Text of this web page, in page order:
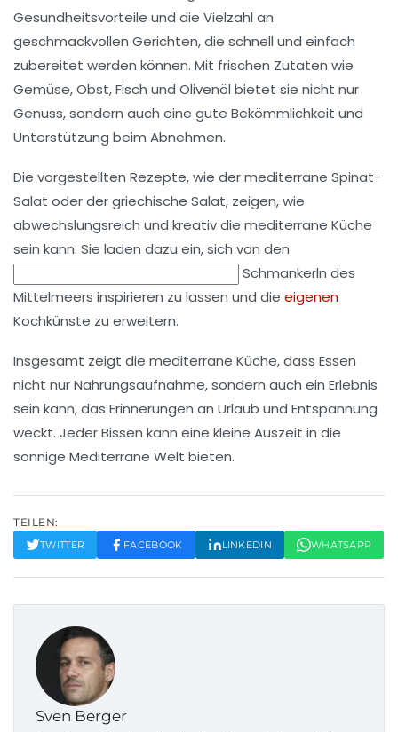
Gesundheitsvorteile und die Vielzahl an
geschmackvollen Gerichten, die schnell und einfach
zubereitet werden können. Mit frischen Zutaten wie
Gemüse,Obst,Fisch und Olivenöl bietet sie nicht nur
Genuss, sondern auch eine gute Bekömmlichkeit und
Unterstützung beim Abnehmen.
Die vorgestellten Rezepte, wie dermediterrane Spinat-
Salat oder dergriechische Salat, zeigen, wie
abwechslungsreich und kreativ die mediterrane Küche
sein kann. Sie laden dazu ein, sich von den
Schmankerln des
Mittelmeers inspirieren zu lassen und die eigenen
Kochkünste zu erweitern.
Insgesamt zeigt die mediterrane Küche, dass Essen
nicht nur Nahrungsaufnahme, sondern auch ein Erlebnis
sein kann, das Erinnerungen an Urlaub und Entspannung
weckt. Jeder Bissen kann eine kleine Auszeit in die
sonnige Mediterrane Welt bieten.
TEILEN:
TWITTER FACEBOOK LINKEDIN WHATSAPP
Sven Berger